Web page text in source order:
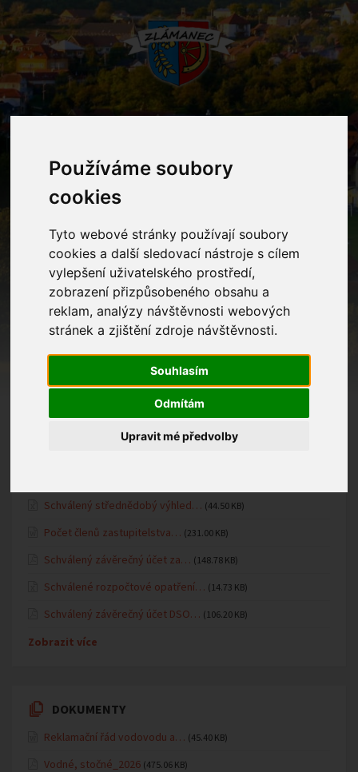
Používáme soubory
cookies
Tyto webové stránky používají soubory
cookies a další sledovací nástroje s cílem
vylepšení uživatelského prostředí,
zobrazení přizpůsobeného obsahu a
reklam, analýzy návštěvnosti webových
stránek a zjištění zdroje návštěvnosti.
Souhlasím
Odmítám
Upravit mé předvolby
Mateřská škola
Home Mateřská škola
Kontakty
Ostatní informace
Fotogalerie MŠ
Oznámení MŠ
Schválený střednědobý výhled… (44.50 KB)
Počet členů zastupitelstva… (231.00 KB)
Schválený závěrečný účet za… (148.78 KB)
Schválené rozpočtové opatření… (14.73 KB)
Schválený závěrečný účet DSO… (106.20 KB)
Zobrazit více
DOKUMENTY
Reklamační řád vodovodu a… (45.40 KB)
Vodné, stočné_2026 (475.06 KB)